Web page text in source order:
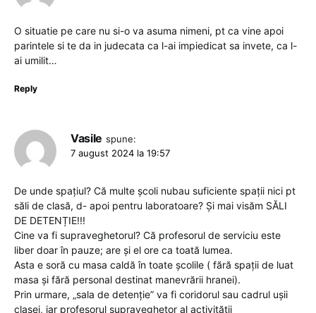
O situatie pe care nu si-o va asuma nimeni, pt ca vine apoi
parintele si te da in judecata ca l-ai impiedicat sa invete, ca l-
ai umilit…
Reply
Vasile spune:
7 august 2024 la 19:57
De unde spațiul? Că multe școli nubau suficiente spații nici pt
săli de clasă, d- apoi pentru laboratoare? Și mai visăm SĂLI
DE DETENȚIE!!!
Cine va fi supraveghetorul? Că profesorul de serviciu este
liber doar în pauze; are și el ore ca toată lumea.
Asta e soră cu masa caldă în toate școlile ( fără spații de luat
masa și fără personal destinat manevrării hranei).
Prin urmare, „sala de detenție” va fi coridorul sau cadrul ușii
clasei, iar profesorul supraveghetor al activității